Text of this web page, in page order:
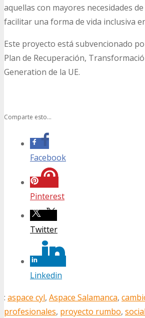
aquellas con mayores necesidades
facilitar una forma de vida inclusiva
Este proyecto está subvencionado
Plan de Recuperación,
Generation de la UE.
Comparte esto...
Facebook
Pinterest
Twitter
Linkedin
: aspace cyl, Aspace Salamanca,
profesionales, proyecto rumbo, social